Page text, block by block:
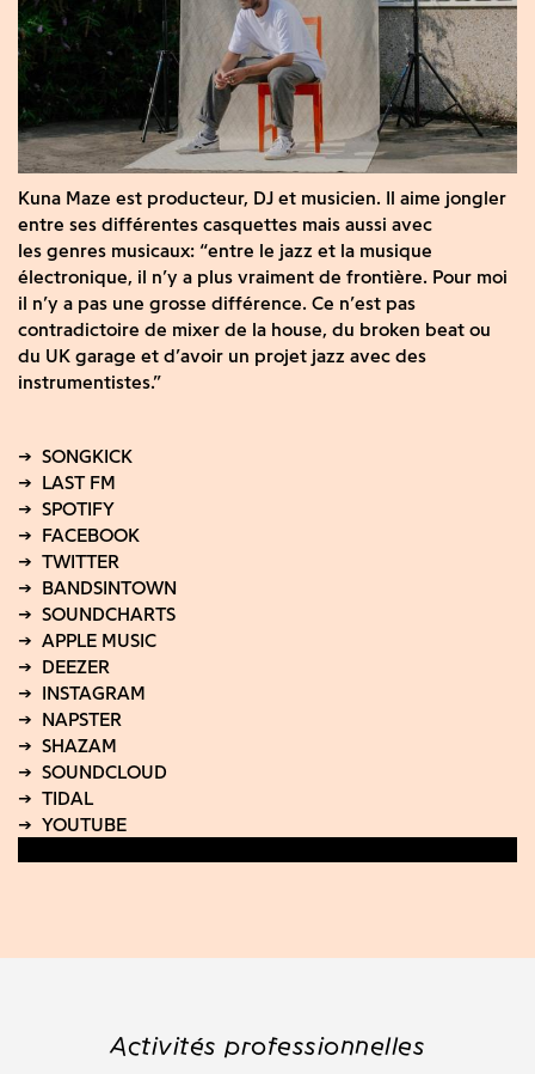
Kuna Maze est producteur, DJ et musicien. Il aime jongler
entre ses différentes casquettes mais aussi avec
les genres musicaux: “entre le jazz et la musique
électronique, il n’y a plus vraiment de frontière. Pour moi
il n’y a pas une grosse différence. Ce n’est pas
contradictoire de mixer de la house, du broken beat ou
du UK garage et d’avoir un projet jazz avec des
instrumentistes.”
Activités professionnelles